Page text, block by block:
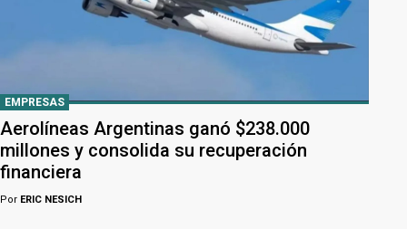
EMPRESAS
Aerolíneas Argentinas ganó $238.000
millones y consolida su recuperación
financiera
Por ERIC NESICH